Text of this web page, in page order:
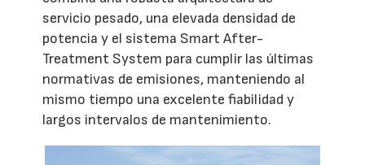
servicio pesado, una elevada densidad de
potencia y el sistema Smart After-
Treatment System para cumplir las últimas
normativas de emisiones, manteniendo al
mismo tiempo una excelente fiabilidad y
largos intervalos de mantenimiento.